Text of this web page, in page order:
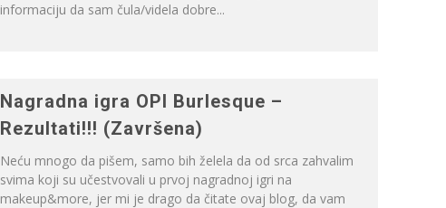
informaciju da sam čula/videla dobre...
Nagradna igra OPI Burlesque –
Rezultati!!! (Završena)
Neću mnogo da pišem, samo bih želela da od srca zahvalim
svima koji su učestvovali u prvoj nagradnoj igri na
makeup&more, jer mi je drago da čitate ovaj blog, da vam